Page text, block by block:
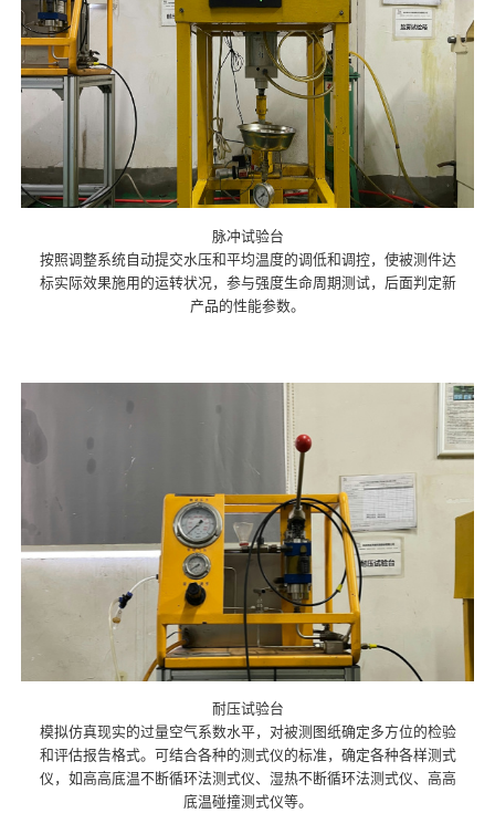
脉冲试验台
按照调整系统自动提交水压和平均温度的调低和调控，使被测件达
标实际效果施用的运转状况，参与强度生命周期测试，后面判定新
产品的性能参数。
耐压试验台
模拟仿真现实的过量空气系数水平，对被测图纸确定多方位的检验
和评估报告格式。可结合各种的测式仪的标准，确定各种各样测式
仪，如高高底温不断循环法测式仪、湿热不断循环法测式仪、高高
底温碰撞测式仪等。